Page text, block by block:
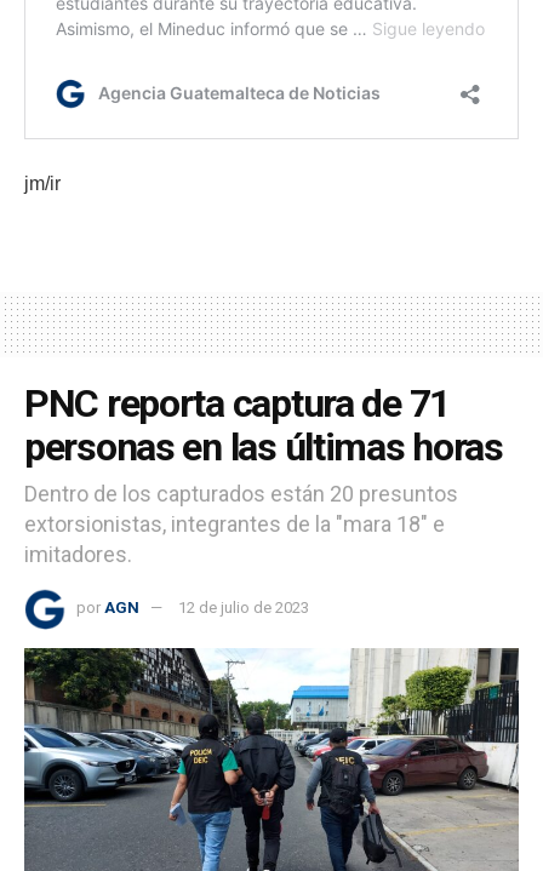
jm/ir
PNC reporta captura de 71
personas en las últimas horas
Dentro de los capturados están 20 presuntos
extorsionistas, integrantes de la "mara 18" e
imitadores.
por AGN 12 de julio de 2023